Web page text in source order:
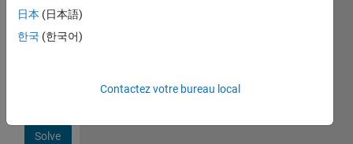
x=4
output
Solve
日本 (日本語)
한국 (한국어)
Contactez votre bureau local